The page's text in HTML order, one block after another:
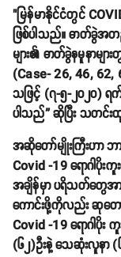
"မြန်မာနိုင်ငံတွင်
ဖြစ်ပါသည်။ ဓာတ်ခွဲအ
များ၏ ဓာတ်ခွဲနမူနာမ
(Case- 26, 46, 62,
သဖြင့် (၇-၅-၂၀၂၀) ရ
ပါသည်” ဆိုပြီး သတင်းထု
အဆိုတော်မျိုးကြီးဟာ
Covid -19 ရောဂါပိုး
အချိန်မှာ ပရိသတ်တွေအာ
ကောင်းဖို့ကိုလည်း ဆုတေ
Covid -19 ရောဂါပိုး
(၆၂)ဦးနဲ့ သေဆုံးလူနာ (